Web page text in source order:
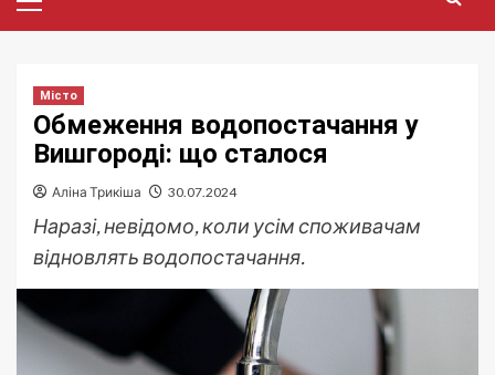
меню
Місто
Обмеження водопостачання у
Вишгороді: що сталося
Аліна Трикіша 30.07.2024
Наразі, невідомо, коли усім споживачам
відновлять водопостачання.